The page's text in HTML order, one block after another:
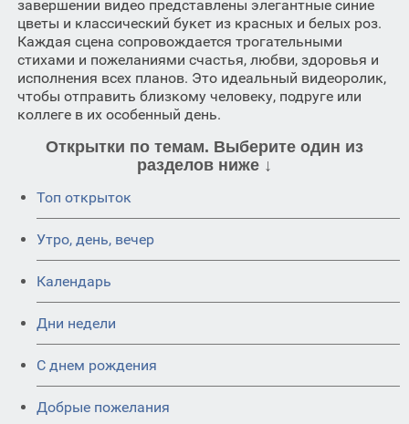
завершении видео представлены элегантные синие
цветы и классический букет из красных и белых роз.
Каждая сцена сопровождается трогательными
стихами и пожеланиями счастья, любви, здоровья и
исполнения всех планов. Это идеальный видеоролик,
чтобы отправить близкому человеку, подруге или
коллеге в их особенный день.
Открытки по темам. Выберите один из
разделов ниже ↓
Топ открыток
Утро, день, вечер
Календарь
Дни недели
C днем рождения
Добрые пожелания